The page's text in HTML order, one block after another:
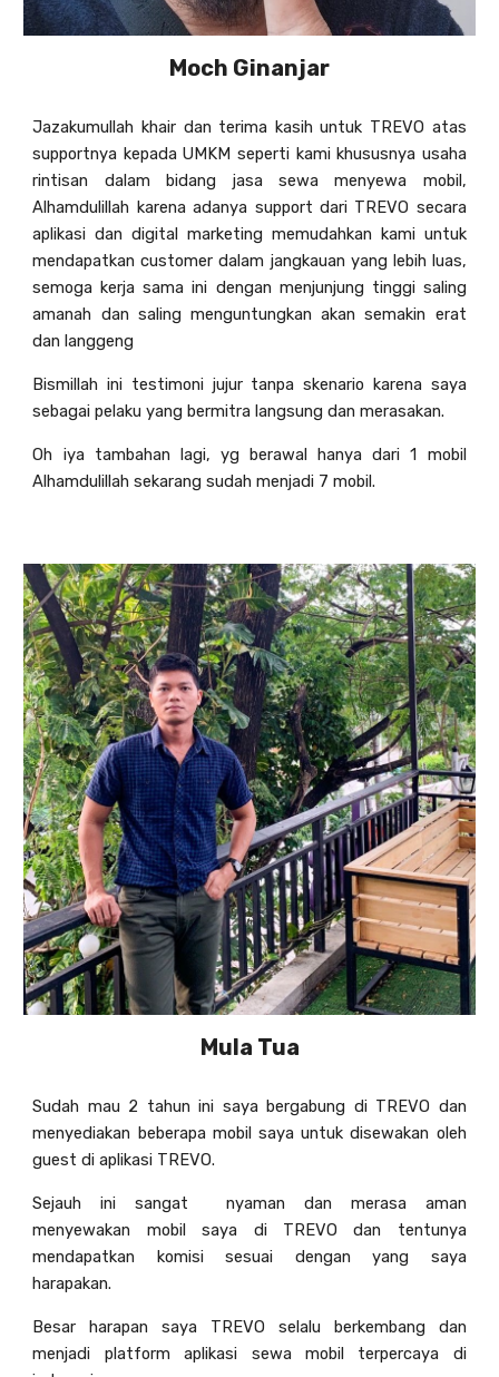
Moch Ginanjar
Jazakumullah khair dan terima kasih untuk TREVO atas
supportnya kepada UMKM seperti kami khususnya usaha
rintisan dalam bidang jasa sewa menyewa mobil,
Alhamdulillah karena adanya support dari TREVO secara
aplikasi dan digital marketing memudahkan kami untuk
mendapatkan customer dalam jangkauan yang lebih luas,
semoga kerja sama ini dengan menjunjung tinggi saling
amanah dan saling menguntungkan akan semakin erat
dan langgeng
Bismillah ini testimoni jujur tanpa skenario karena saya
sebagai pelaku yang bermitra langsung dan merasakan.
Oh iya tambahan lagi, yg berawal hanya dari 1 mobil
Alhamdulillah sekarang sudah menjadi 7 mobil.
Mula Tua
Sudah mau 2 tahun ini saya bergabung di TREVO dan
menyediakan beberapa mobil saya untuk disewakan oleh
guest di aplikasi TREVO.
Sejauh ini sangat nyaman dan merasa aman
menyewakan mobil saya di TREVO dan tentunya
mendapatkan komisi sesuai dengan yang saya
harapakan.
Besar harapan saya TREVO selalu berkembang dan
menjadi platform aplikasi sewa mobil terpercaya di